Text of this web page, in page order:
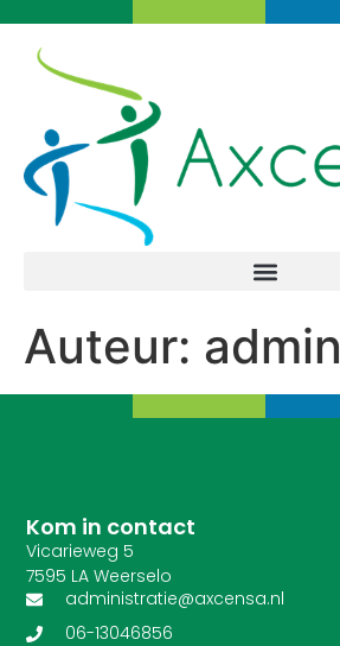
Auteur: admin
Kom in contact
Vicarieweg 5
7595 LA Weerselo
administratie@axcensa.nl
06-13046856